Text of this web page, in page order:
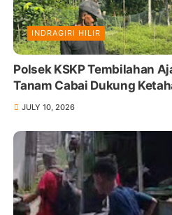
INDRAGIRI HILIR
Polsek KSKP Tembilahan
Tanam Cabai Dukung
JULY 10, 2026